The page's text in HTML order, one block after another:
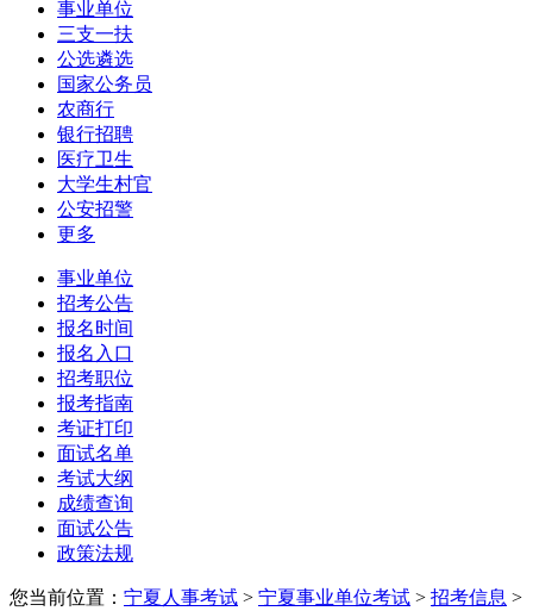
事业单位
三支一扶
公选遴选
国家公务员
农商行
银行招聘
医疗卫生
大学生村官
公安招警
更多
事业单位
招考公告
报名时间
报名入口
招考职位
报考指南
考证打印
面试名单
考试大纲
成绩查询
面试公告
政策法规
您当前位置： 宁夏人事考试 > 宁夏事业单位考试 > 招考信息 >